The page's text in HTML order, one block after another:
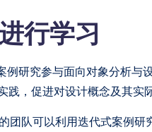
行学习
例研究参与面向对象分析与
，促进对设计概念及其实
团队可以利用迭代式案例